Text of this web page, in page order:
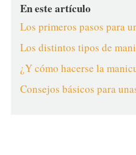
En este artículo
Los primeros pasos para
Los distintos tipos de
¿Y cómo hacerse la
Consejos básicos para